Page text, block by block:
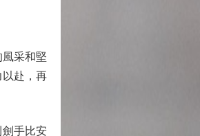
采和堅
赴，再
手比安